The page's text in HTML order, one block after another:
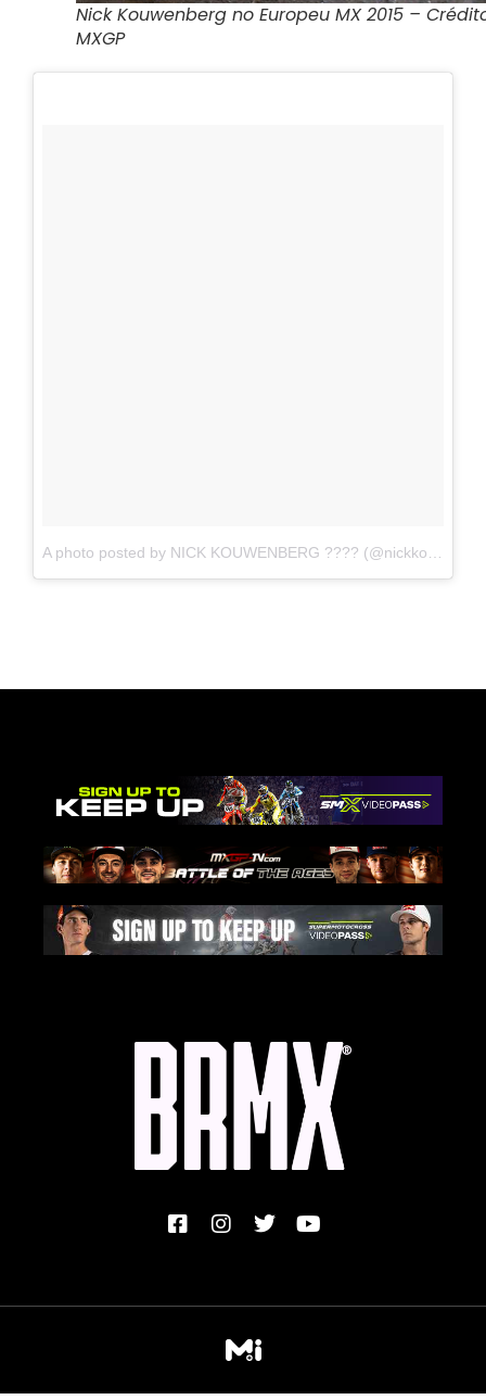
Nick Kouwenberg no Europeu MX 2015 –
MXGP